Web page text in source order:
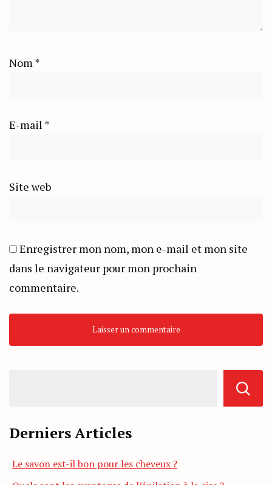
Nom*
E-mail *
Site web
Enregistrer mon nom, mon e-mail et mon site
dans le navigateur pour mon prochain
commentaire.
Derniers Articles
Le savon est-il bon pour les cheveux ?